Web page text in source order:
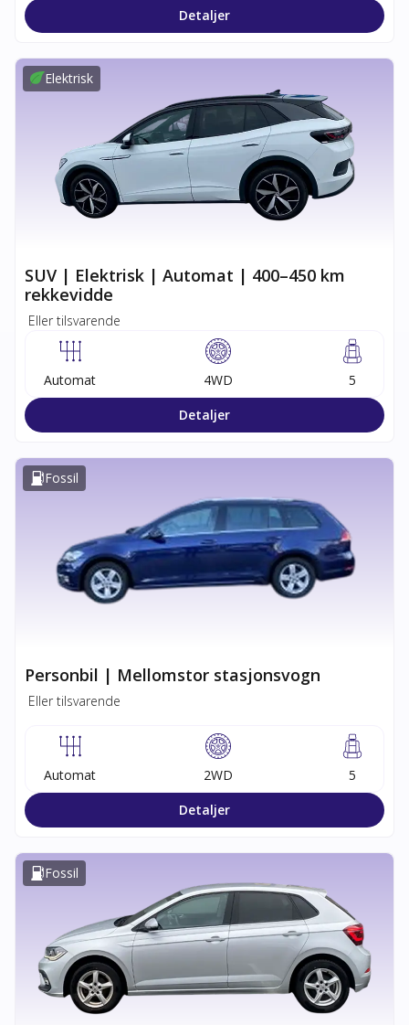
Detaljer
Elektrisk
SUV | Elektrisk | Automat | 400–450 km
rekkevidde
Eller tilsvarende
Automat 4WD
5
Detaljer
Fossil
Personbil | Mellomstor stasjonsvogn
Eller tilsvarende
Automat 2WD
5
Detaljer
Fossil